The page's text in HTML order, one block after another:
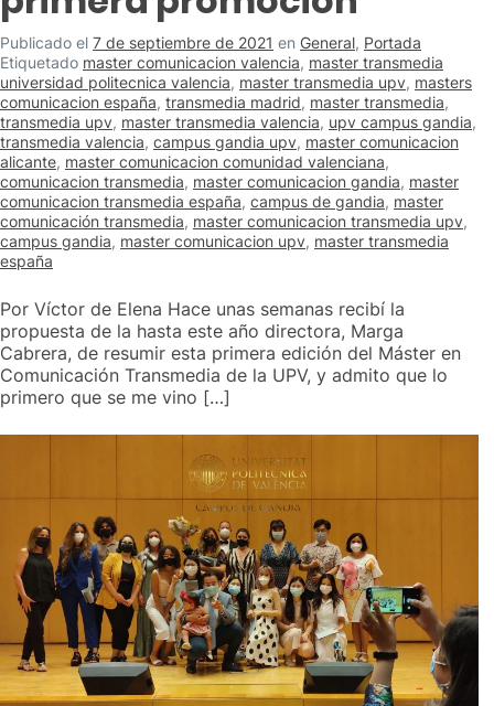
Publicado el 7 de septiembre de 2021 en General, Portada
Etiquetado master comunicacion valencia, master transmedia
universidad politecnica valencia, master transmedia upv, masters
comunicacion españa, transmedia madrid, master transmedia,
transmedia upv, master transmedia valencia, upv campus gandia,
transmedia valencia, campus gandia upv, master comunicacion
alicante, master comunicacion comunidad valenciana,
comunicacion transmedia, master comunicacion gandia, master
comunicacion transmedia españa, campus de gandia, master
comunicación transmedia, master comunicacion transmedia upv,
campus gandia, master comunicacion upv, master transmedia
españa
Por Víctor de Elena Hace unas semanas recibí la
propuesta de la hasta este año directora, Marga
Cabrera, de resumir esta primera edición del Máster en
Comunicación Transmedia de la UPV, y admito que lo
primero que se me vino […]